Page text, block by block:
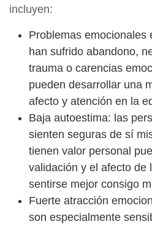
incluyen:
Problemas emocionales
han sufrido abandono,
trauma o carencias
pueden desarrollar una
afecto y atención en la
Baja autoestima: las
sienten seguras de sí
tienen valor personal
validación y el afecto de
sentirse mejor consigo
Fuerte atracción
son especialmente